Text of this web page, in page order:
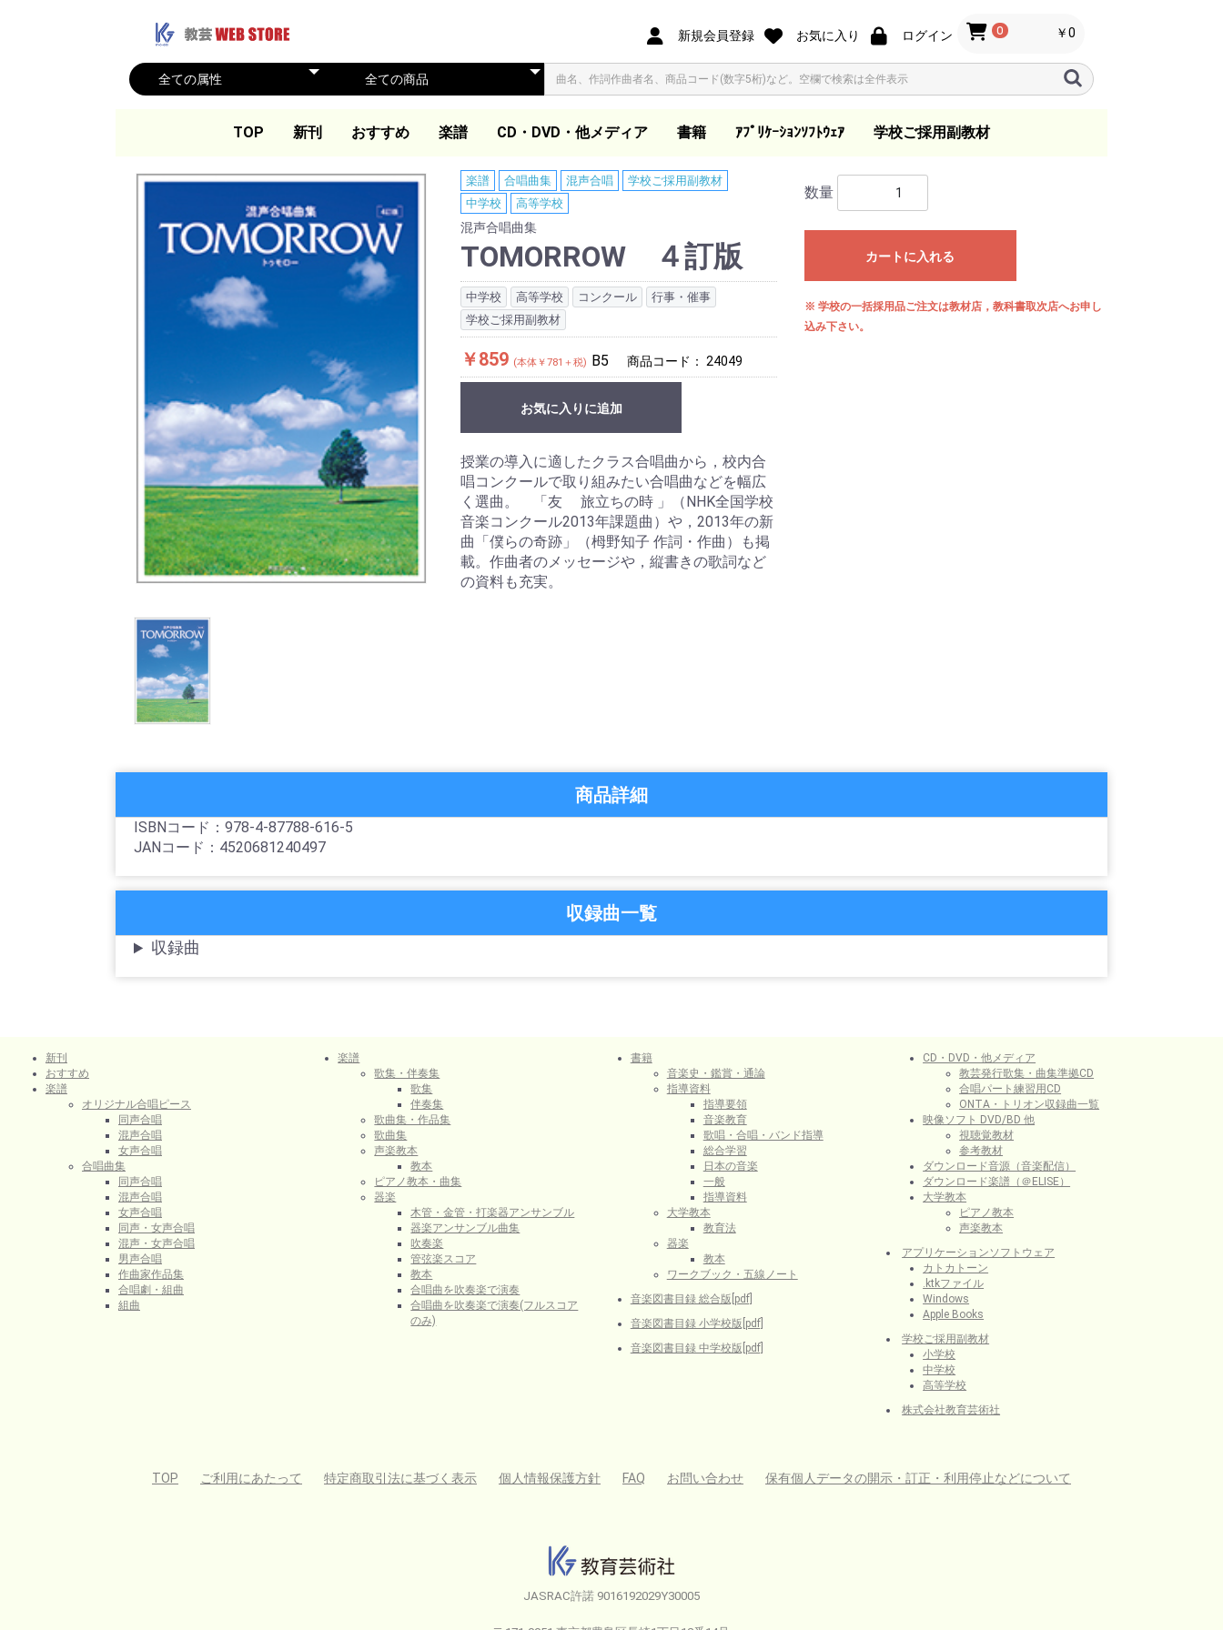
新規会員登録 お気に入り ログイン 0 ￥0
TOP 新刊 おすすめ 楽譜
オリジナル合唱ピース 同声合唱
混声合唱
女声合唱
合唱ピース 同声合唱
混声合唱
女声合唱
ア カペラ
合唱曲集 同声合唱
混声合唱
女声合唱
同声・女声合唱
混声・女声合唱
男声合唱
作曲家作品集
合唱劇・組曲
組曲
歌集・伴奏集 歌集
伴奏集
歌曲集・作品集
歌曲集
声楽教本 教本
独唱
ピアノ教本・曲集
器楽
木管・金管・打楽器ア
器楽アンサンブル曲集
吹奏楽
管弦楽スコア
教本
合唱曲を吹奏楽で演奏
合唱曲を吹奏楽で演奏
独奏
ダウンロード楽譜
（@ELISE）
大学教本 ピアノ教本
声楽教本
CD・DVD・他メディア
教芸発行歌集・曲集準
拠CD
合唱パート練習用CD
映像ソフト DVD/BD
他
視聴覚教材
参考教材
ダウンロード商品(外
部サイト)
書籍
音楽史・鑑賞・通論
指導資料 指導要領
音楽教育
歌唱・合唱・バンド指
総合学習
日本の音楽
一般
指導資料
大学教本 教育法
器楽 教本
ワークブック・五線ノ
電子書籍
ｱﾌﾟﾘｹｰｼｮﾝｿﾌﾄｳｪｱ
.ktkファイル
学校ご採用副教材
小学校
中学校
高等学校
楽譜 合唱曲集 混声合唱
学校ご採用副教材
中学校
高等学校
混声合唱曲集
TOMORROW ４訂版
中学校 高等学校 コンクール
行事・催事
学校ご採用副教材
￥859 (本体￥781＋税) B5 商品コード： 24049
お気に入りに追加
授業の導入に適したクラス合唱曲から，校内合
唱コンクールで取り組みたい合唱曲などを幅広
く選曲。 「友 旅立ちの時 」（NHK全国学校
音楽コンクール2013年課題曲）や，2013年の新
曲「僕らの奇跡」（栂野知子 作詞・作曲）も掲
載。作曲者のメッセージや，縦書きの歌詞など
の資料も充実。
数量
カートに入れる
※ 学校の一括採用品ご注文は教材店，教科書取次店へお申し
込み下さい。
商品詳細
ISBNコード：978-4-87788-616-5
JANコード：4520681240497
収録曲一覧
収録曲
新刊
おすすめ
楽譜
オリジナル合唱ピース
同声合唱
混声合唱
女声合唱
合唱曲集
同声合唱
混声合唱
女声合唱
同声・女声合唱
混声・女声合唱
男声合唱
作曲家作品集
合唱劇・組曲
組曲
楽譜
歌集・伴奏集
歌集
伴奏集
歌曲集・作品集
歌曲集
声楽教本
教本
ピアノ教本・曲集
器楽
木管・金管・打楽器アンサンブル
器楽アンサンブル曲集
吹奏楽
管弦楽スコア
教本
合唱曲を吹奏楽で演奏
合唱曲を吹奏楽で演奏(フルスコア
のみ)
書籍
音楽史・鑑賞・通論
指導資料
指導要領
音楽教育
歌唱・合唱・バンド指導
総合学習
日本の音楽
一般
指導資料
大学教本
教育法
器楽
教本
ワークブック・五線ノート
音楽図書目録 総合版[pdf]
音楽図書目録 小学校版[pdf]
音楽図書目録 中学校版[pdf]
CD・DVD・他メディア
教芸発行歌集・曲集準拠CD
合唱パート練習用CD
ONTA・トリオン収録曲一覧
映像ソフト DVD/BD 他
視聴覚教材
参考教材
ダウンロード音源（音楽配信）
ダウンロード楽譜（＠ELISE）
大学教本
ピアノ教本
声楽教本
アプリケーションソフトウェア
カトカトーン
.ktkファイル
Windows
Apple Books
学校ご採用副教材
小学校
中学校
高等学校
株式会社教育芸術社
TOP ご利用にあたって 特定商取引法に基づく表示 個人情報保護方針 FAQ お問い合わせ 保有個人データの開示・訂正・利用停止などについて
JASRAC許諾 9016192029Y30005